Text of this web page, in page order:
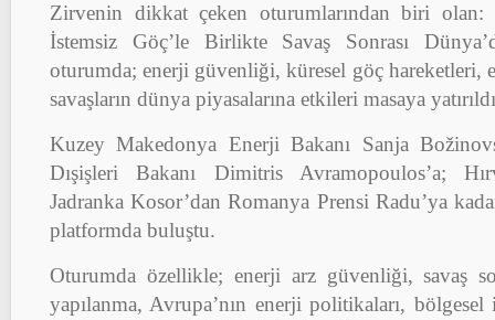
Zirvenin dikkat çeken oturumlarından biri olan:
İstemsiz Göç’le Birlikte Savaş Sonrası
oturumda; enerji güvenliği, küresel göç hareketleri,
savaşların dünya piyasalarına etkileri masaya
Kuzey Makedonya Enerji Bakanı Sanja
Dışişleri Bakanı Dimitris Avramopoulos’a;
Jadranka Kosor’dan Romanya Prensi Radu’ya
platformda buluştu.
Oturumda özellikle; enerji arz güvenliği, savaş
yapılanma, Avrupa’nın enerji politikaları,